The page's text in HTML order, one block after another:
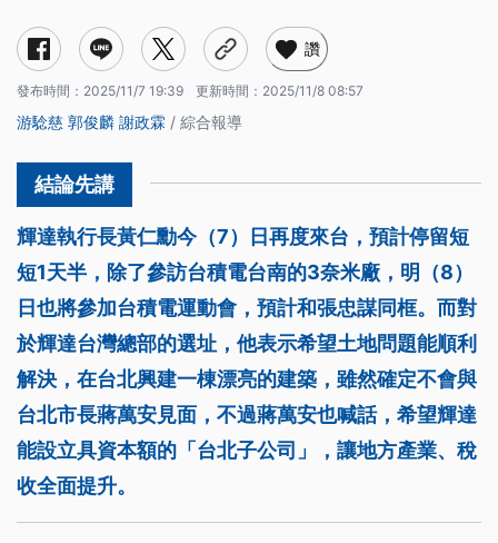
讚
發布時間： 2025/11/7 19:39 更新時間： 2025/11/8 08:57
游騐慈 郭俊麟 謝政霖 / 綜合報導
輝達執行長黃仁勳今（7）日再度來台，預計停留短
短1天半，除了參訪台積電台南的3奈米廠，明（8）
日也將參加台積電運動會，預計和張忠謀同框。而對
於輝達台灣總部的選址，他表示希望土地問題能順利
解決，在台北興建一棟漂亮的建築，雖然確定不會與
台北市長蔣萬安見面，不過蔣萬安也喊話，希望輝達
能設立具資本額的「台北子公司」，讓地方產業、稅
收全面提升。